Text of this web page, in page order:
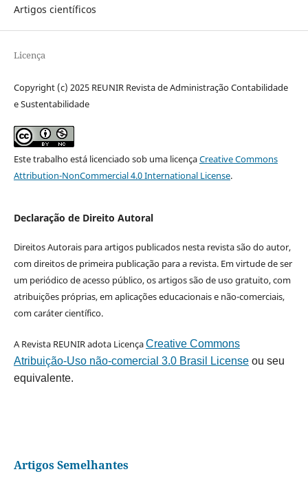
Artigos científicos
Licença
Copyright (c) 2025 REUNIR Revista de Administração Contabilidade
e Sustentabilidade
Este trabalho está licenciado sob uma licençaCreative Commons
Attribution-NonCommercial 4.0 International License.
Declaração de Direito Autoral
Direitos Autorais para artigos publicados nesta revista são do autor,
com direitos de primeira publicação para a revista. Em virtude de ser
um periódico de acesso público, os artigos são de uso gratuito, com
atribuições próprias, em aplicações educacionais e não-comerciais,
com caráter científico.
A Revista REUNIR adota LicençaCreative Commons
Atribuição-Uso não-comercial 3.0 Brasil Licenseou seu
equivalente.
Artigos Semelhantes